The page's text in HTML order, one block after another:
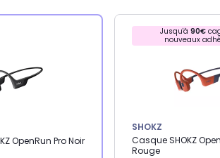
OpenRun Pro Noir
Jusqu'à 90€
nouveaux
SHOKZ
Casque SHOKZ
Rouge